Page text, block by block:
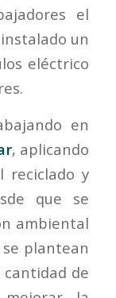
el
un
eléctrico
en
, aplicando
reciclado y
que se
ambiental
plantean
de